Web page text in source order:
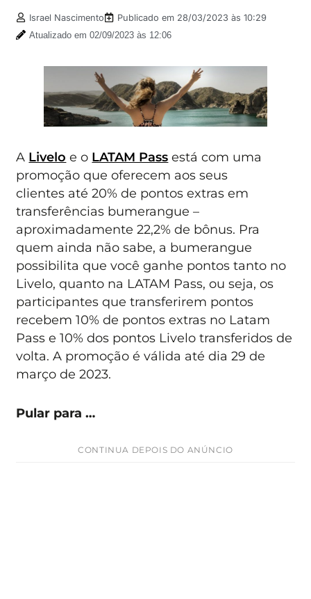
Israel Nascimento Publicado em 28/03/2023 às 10:29
Atualizado em 02/09/2023 às 12:06
A Livelo e o LATAM Pass está com uma
promoção que oferecem aos seus
clientes até 20% de pontos extras em
transferências bumerangue –
aproximadamente 22,2% de bônus. Pra
quem ainda não sabe, a bumerangue
possibilita que você ganhe pontos tanto no
Livelo, quanto na LATAM Pass, ou seja, os
participantes que transferirem pontos
recebem 10% de pontos extras no Latam
Pass e 10% dos pontos Livelo transferidos de
volta. A promoção é válida até dia 29 de
março de 2023.
Pular para …
CONTINUA DEPOIS DO ANÚNCIO